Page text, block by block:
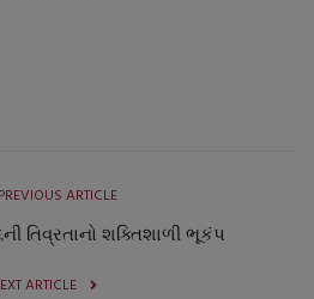
PREVIOUS ARTICLE
તિવ્રતાનો શક્તિશાળી ભૂકંપ
ARTICLE